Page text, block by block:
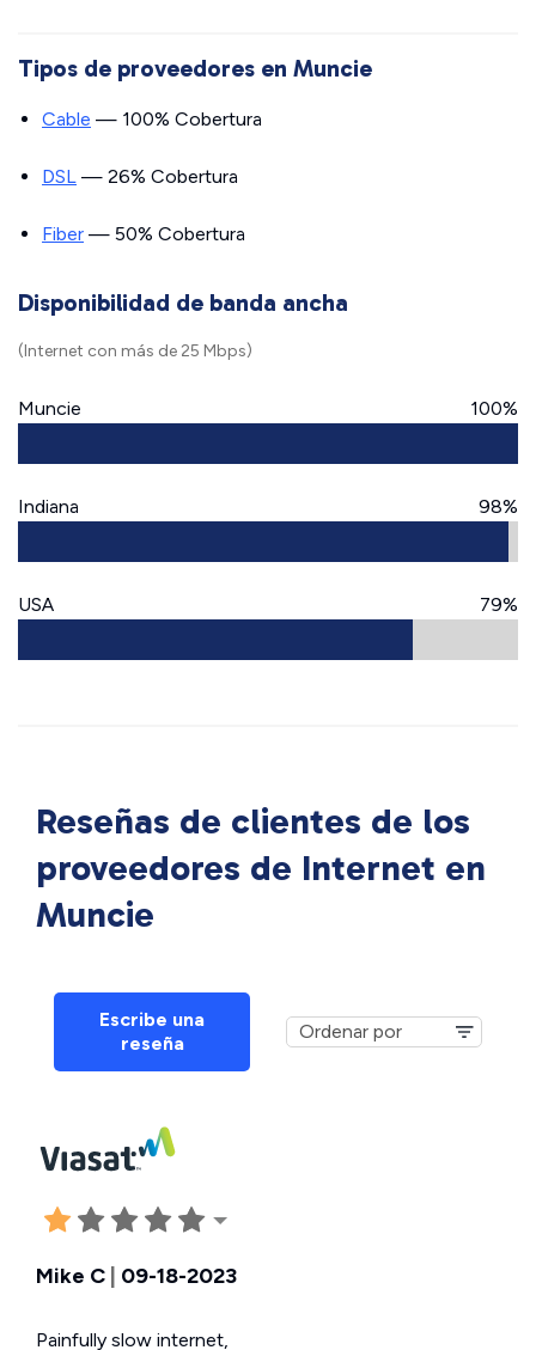
Tipos de proveedores en Muncie
Cable — 100% Cobertura
DSL — 26% Cobertura
Fiber — 50% Cobertura
Disponibilidad de banda ancha
(Internet con más de 25 Mbps)
Muncie 100%
Indiana 98%
USA 79%
Reseñas de clientes de los
proveedores de Internet en
Muncie
Escribe una
reseña
Mike C 09-18-2023
Painfully slow internet,